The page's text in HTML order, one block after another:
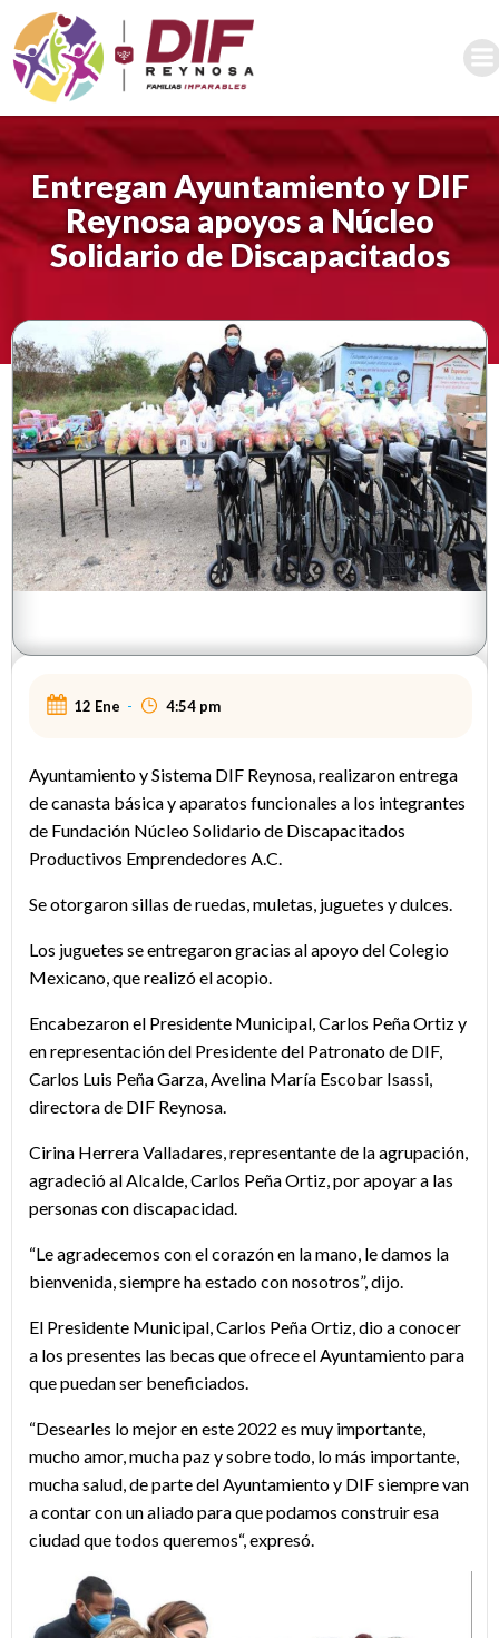
al
contenido
Entregan Ayuntamiento y DIF
Reynosa apoyos a Núcleo
Solidario de Discapacitados
12 Ene - 4:54 pm
Ayuntamiento y Sistema DIF Reynosa, realizaron entrega
de canasta básica y aparatos funcionales a los integrantes
de Fundación Núcleo Solidario de Discapacitados
Productivos Emprendedores A.C.
Se otorgaron sillas de ruedas, muletas, juguetes y dulces.
Los juguetes se entregaron gracias al apoyo del Colegio
Mexicano, que realizó el acopio.
Encabezaron el Presidente Municipal, Carlos Peña Ortiz y
en representación del Presidente del Patronato de DIF,
Carlos Luis Peña Garza, Avelina María Escobar Isassi,
directora de DIF Reynosa.
Cirina Herrera Valladares, representante de la agrupación,
agradeció al Alcalde, Carlos Peña Ortiz, por apoyar a las
personas con discapacidad.
“Le agradecemos con el corazón en la mano, le damos la
bienvenida, siempre ha estado con nosotros”, dijo.
El Presidente Municipal, Carlos Peña Ortiz, dio a conocer
a los presentes las becas que ofrece el Ayuntamiento para
que puedan ser beneficiados.
“Desearles lo mejor en este 2022 es muy importante,
mucho amor, mucha paz y sobre todo, lo más importante,
mucha salud, de parte del Ayuntamiento y DIF siempre van
a contar con un aliado para que podamos construir esa
ciudad que todos queremos“, expresó.